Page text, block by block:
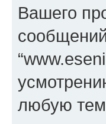
Вашего
любую